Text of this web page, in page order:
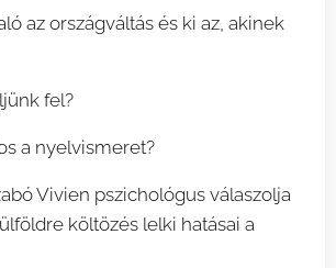
az országváltás és ki az, akinek
fel?
a nyelvismeret?
Vivien pszichológus válaszolja
költözés lelki hatásai a